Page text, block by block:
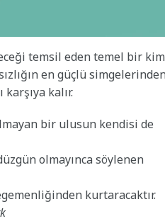
temsil eden temel bir
en güçlü
kalır.
bir ulusun kendisi de
olmayınca söylenen
kurtaracaktır.